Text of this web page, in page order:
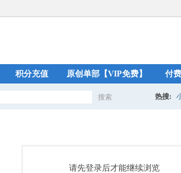
积分充值 原创单部【VIP免费】 付
搜索
索
热搜:
请先登录后才能继续浏览